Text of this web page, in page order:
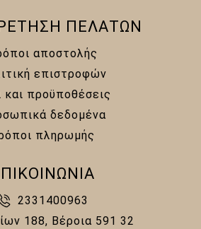
ΠΕΛΑΤΩΝ
αποστολής
επιστροφών
και προϋποθέσεις
δεδομένα
πληρωμής
2331400963
188, Βέροια 591 32